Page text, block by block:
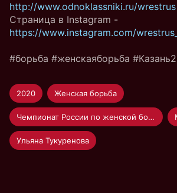
http://www.odnoklassniki.ru/wrestrus
Страница в Instagram -
https://www.instagram.com/
#борьба #женскаяборьба
2020 Женская борьба
Чемпионат России по женской борьбе 2020 Казань
Ульяна Тукуренова